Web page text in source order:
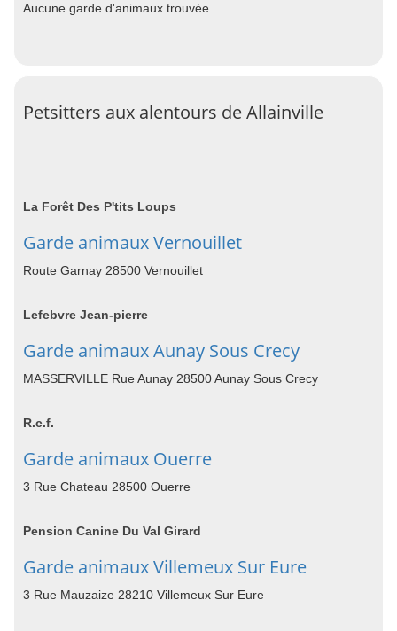
Aucune garde d'animaux trouvée.
Petsitters aux alentours de Allainville
La Forêt Des P'tits Loups
Garde animaux Vernouillet
Route Garnay 28500 Vernouillet
Lefebvre Jean-pierre
Garde animaux Aunay Sous Crecy
MASSERVILLE Rue Aunay 28500 Aunay Sous Crecy
R.c.f.
Garde animaux Ouerre
3 Rue Chateau 28500 Ouerre
Pension Canine Du Val Girard
Garde animaux Villemeux Sur Eure
3 Rue Mauzaize 28210 Villemeux Sur Eure